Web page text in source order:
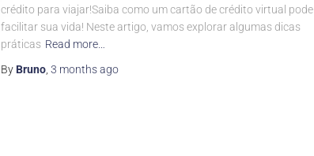
crédito para viajar!Saiba como um cartão de crédito virtual pode
facilitar sua vida! Neste artigo, vamos explorar algumas dicas
práticas Read more…
By Bruno 3 monthsago